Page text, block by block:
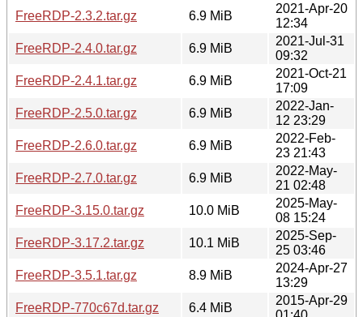
FreeRDP-2.3.2.tar.gz
6.9 MiB
2021-Apr-20
12:34
FreeRDP-2.4.0.tar.gz
6.9 MiB
2021-Jul-31
09:32
FreeRDP-2.4.1.tar.gz
6.9 MiB
2021-Oct-21
17:09
FreeRDP-2.5.0.tar.gz
6.9 MiB
2022-Jan-
12 23:29
FreeRDP-2.6.0.tar.gz
6.9 MiB
2022-Feb-
23 21:43
FreeRDP-2.7.0.tar.gz
6.9 MiB
2022-May-
21 02:48
FreeRDP-3.15.0.tar.gz
10.0 MiB
2025-May-
08 15:24
FreeRDP-3.17.2.tar.gz
10.1 MiB
2025-Sep-
25 03:46
FreeRDP-3.5.1.tar.gz
8.9 MiB
2024-Apr-27
13:29
FreeRDP-770c67d.tar.gz
6.4 MiB
2015-Apr-29